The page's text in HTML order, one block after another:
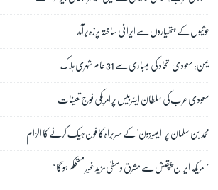
حوثیوں کے ہتھیاروں سے ایرانی ساختہ پرزہ برآمد
یمن: سعودی اتحاد کی بمباری سے 31 عام شہری ہلاک
سعودی عرب کی سلطان ایئر بیس پر امریکی فوج تعینات
محمد بن سلمان پر 'ایمیزون' کے سربراہ کا فون ہیک کرنے کا الزام
’امریکہ ایران چپقلش سے مشرق وسطیٰ مزید غیر مستحکم ہو گا‘